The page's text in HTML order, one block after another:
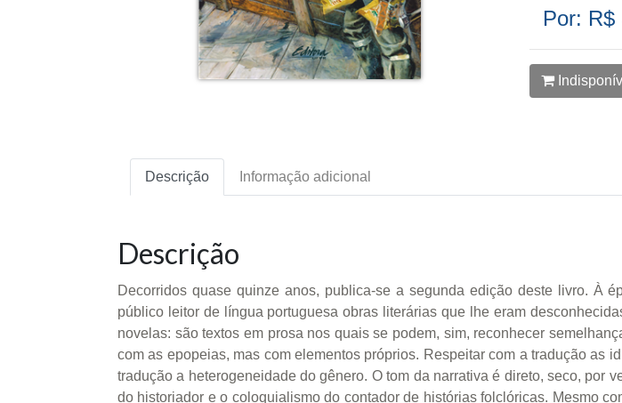
Por: R$
Descrição Informação adicional
Descrição
Decorridos quase quinze anos, publica-se a segunda edição deste livro. À
público leitor de língua portuguesa obras literárias que lhe eram
novelas: são textos em prosa nos quais se podem, sim, reconhecer
com as epopeias, mas com elementos próprios. Respeitar com a tradução as
tradução a heterogeneidade do gênero. O tom da narrativa é direto, seco, por
do historiador e o coloquialismo do contador de histórias folclóricas. Mesmo